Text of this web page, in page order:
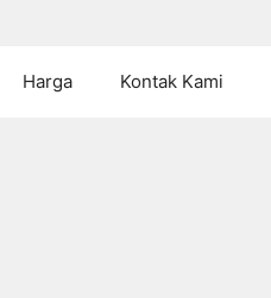
Harga Kontak Kami